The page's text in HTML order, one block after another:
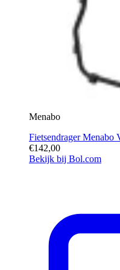
Menabo
Fietsendrager Menabo
€142,00
Bekijk bij Bol.com